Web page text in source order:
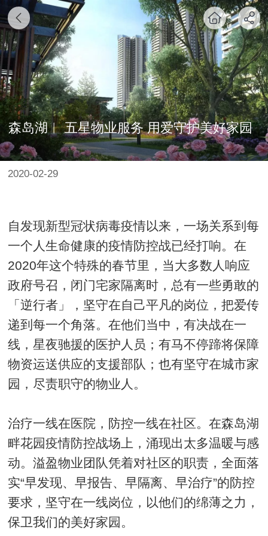
森岛湖︱ 五星物业服务 用爱守护美好家园
2020-02-29
自发现新型冠状病毒疫情以来，一场关系到每
一个人生命健康的疫情防控战已经打响。在
2020年这个特殊的春节里，当大多数人响应
政府号召，闭门宅家隔离时，总有一些勇敢的
「逆行者」，坚守在自己平凡的岗位，把爱传
递到每一个角落。在他们当中，有决战在一
线，星夜驰援的医护人员；有马不停蹄将保障
物资运送供应的支援部队；也有坚守在城市家
园，尽责职守的物业人。
治疗一线在医院，防控一线在社区。在森岛湖
畔花园疫情防控战场上，涌现出太多温暖与感
动。溢盈物业团队凭着对社区的职责，全面落
实“早发现、早报告、早隔离、早治疗”的防控
要求，坚守在一线岗位，以他们的绵薄之力，
保卫我们的美好家园。